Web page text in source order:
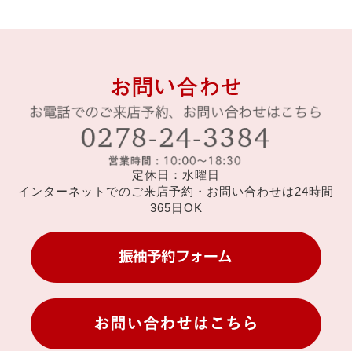
定休日：水曜日
インターネットでのご来店予約・お問い合わせは24時間
365日OK